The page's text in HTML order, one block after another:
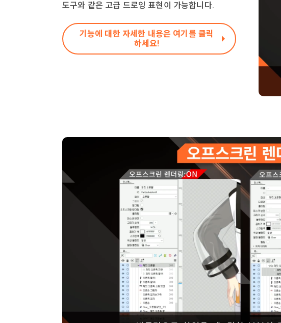
도구와 같은 고급 드로잉 표현이 가능합니다.
기능에 대한 자세한 내용은 여기를 클릭
하세요!